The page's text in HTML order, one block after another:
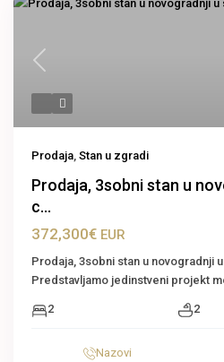
Previous
Prodaja, Stan u zgradi
Prodaja, 3sobni stan u
c...
372,300€ EUR
Prodaja, 3sobni stan u novogradnji
Predstavljamo jedinstveni projekt
2 2
Nazovi